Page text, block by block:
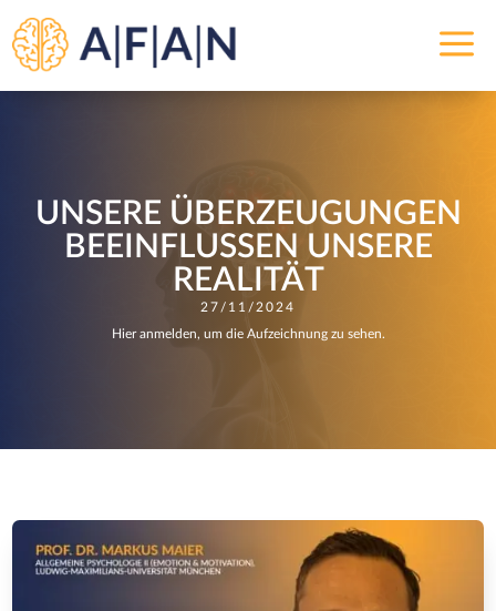
a
UNSERE ÜBERZEUGUNGEN
BEEINFLUSSEN UNSERE
REALITÄT
27/11/2024
Hier anmelden, um die Aufzeichnung zu sehen.